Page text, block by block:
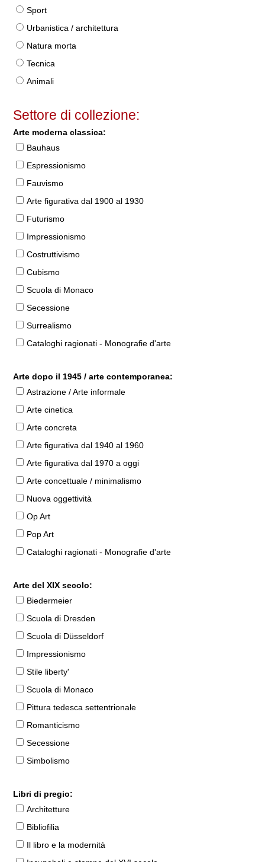
Sport
Urbanistica / architettura
Natura morta
Tecnica
Animali
Settore di collezione:
Arte moderna classica:
Bauhaus
Espressionismo
Fauvismo
Arte figurativa dal 1900 al 1930
Futurismo
Impressionismo
Costruttivismo
Cubismo
Scuola di Monaco
Secessione
Surrealismo
Cataloghi ragionati - Monografie d'arte
Arte dopo il 1945 / arte contemporanea:
Astrazione / Arte informale
Arte cinetica
Arte concreta
Arte figurativa dal 1940 al 1960
Arte figurativa dal 1970 a oggi
Arte concettuale / minimalismo
Nuova oggettività
Op Art
Pop Art
Cataloghi ragionati - Monografie d'arte
Arte del XIX secolo:
Biedermeier
Scuola di Dresden
Scuola di Düsseldorf
Impressionismo
Stile liberty'
Scuola di Monaco
Pittura tedesca settentrionale
Romanticismo
Secessione
Simbolismo
Libri di pregio:
Architetture
Bibliofilia
Il libro e la modernità